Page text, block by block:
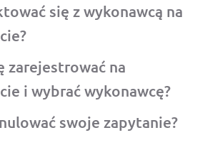
się z wykonawcą na
zarejestrować na
i wybrać wykonawcę?
swoje zapytanie?